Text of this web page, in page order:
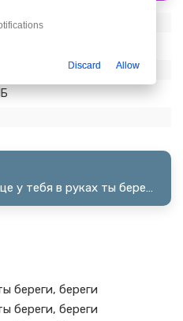
Chiko - Моё сердце у тебя в руках ты береги, береги
береги, береги
береги, береги
Discard Allow